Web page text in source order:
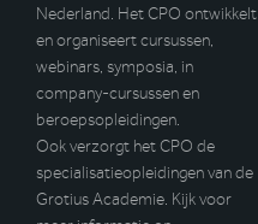
Nederland. Het CPO ontwikkelt
en organiseert cursussen,
webinars, symposia, in
company-cursussen en
beroepsopleidingen.
Ook verzorgt het CPO de
specialisatieopleidingen van de
Grotius Academie. Kijk voor